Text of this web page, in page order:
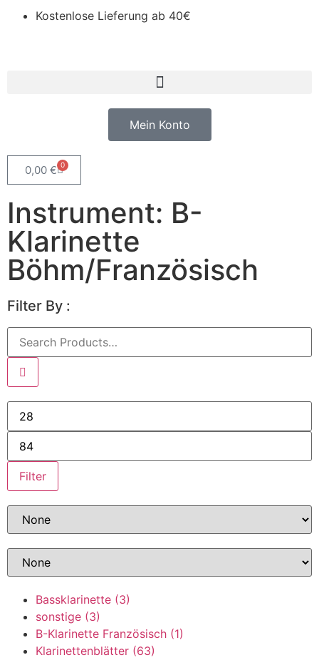
Kostenlose Lieferung ab 40€
Mein Konto
0,00 € 0
Instrument: B-
Klarinette
Böhm/Französisch
Filter By :
Filter
Bassklarinette (3)
sonstige (3)
B-Klarinette Französisch (1)
Klarinettenblätter (63)